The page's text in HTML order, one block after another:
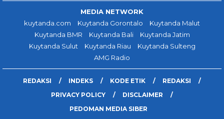
MEDIA NETWORK
kuytanda.com
Kuytanda Gorontalo
Kuytanda Malut
Kuytanda BMR
Kuytanda Bali
Kuytanda Jatim
Kuytanda Sulut
Kuytanda Riau
Kuytanda Sulteng
AMG Radio
REDAKSI INDEKS KODE ETIK
REDAKSI
PRIVACY POLICY
DISCLAIMER
PEDOMAN MEDIA SIBER